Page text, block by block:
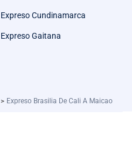
Expreso Cundinamarca
Expreso Gaitana
> Expreso Brasilia De Cali A Maicao